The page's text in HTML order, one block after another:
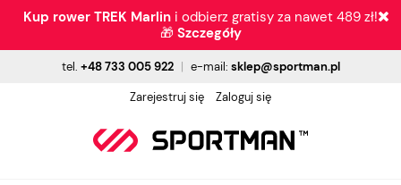
Kup rower TREK Marlin i odbierz gratisy za nawet 489 zł!
🎁 Szczegóły
tel. +48 733 005 922 | e-mail: sklep@sportman.pl
Zarejestruj się
Zaloguj się